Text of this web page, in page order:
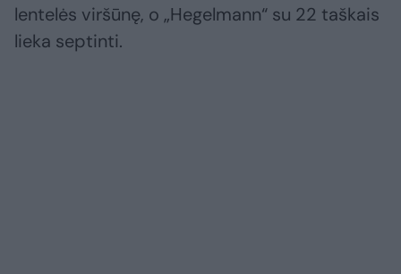
lentelės viršūnę, o „Hegelmann“ su 22 taškais
lieka septinti.